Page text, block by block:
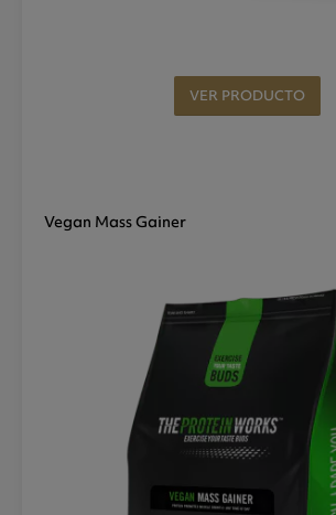
VER PRODUCTO
Vegan Mass Gainer